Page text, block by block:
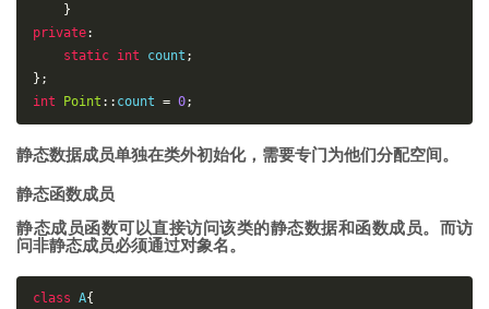
}
private:
static int count ;
};
int
Point :: count = 0;
静态数据成员单独在类外初始化，需要专门为他们分配空间。
静态函数成员
静态成员函数可以直接访问该类的静态数据和函数成员。而访
问非静态成员必须通过对象名。
class A{